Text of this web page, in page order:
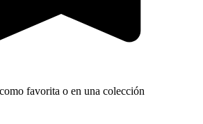
favorita o en una colección